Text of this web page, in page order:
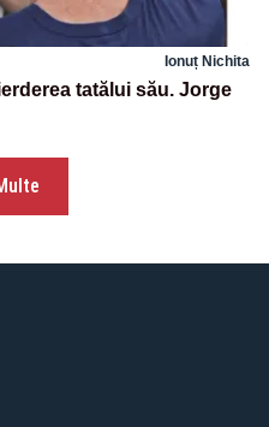
Ionuț Nichita
tatălui său. Jorge